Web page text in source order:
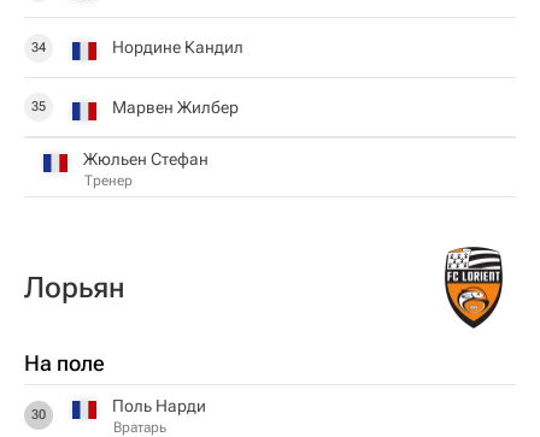
34 Нордине Кандил
35 Марвен Жилбер
Жюльен Стефан
Тренер
Лорьян
На поле
30 Поль Нарди
Вратарь